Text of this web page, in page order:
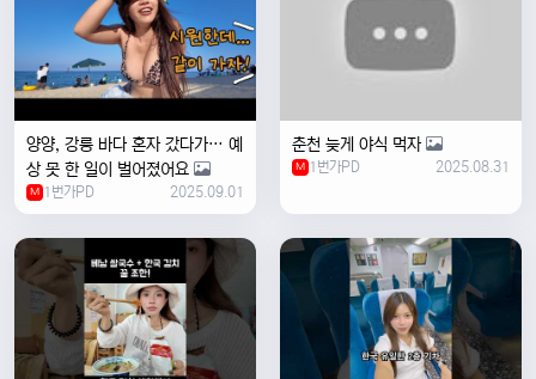
양양, 강릉 바다 혼자 갔다가… 예
상 못 한 일이 벌어졌어요
M 1번가PD 2025.09.01
춘천 늦게 야식 먹자
M 1번가PD 2025.08.31